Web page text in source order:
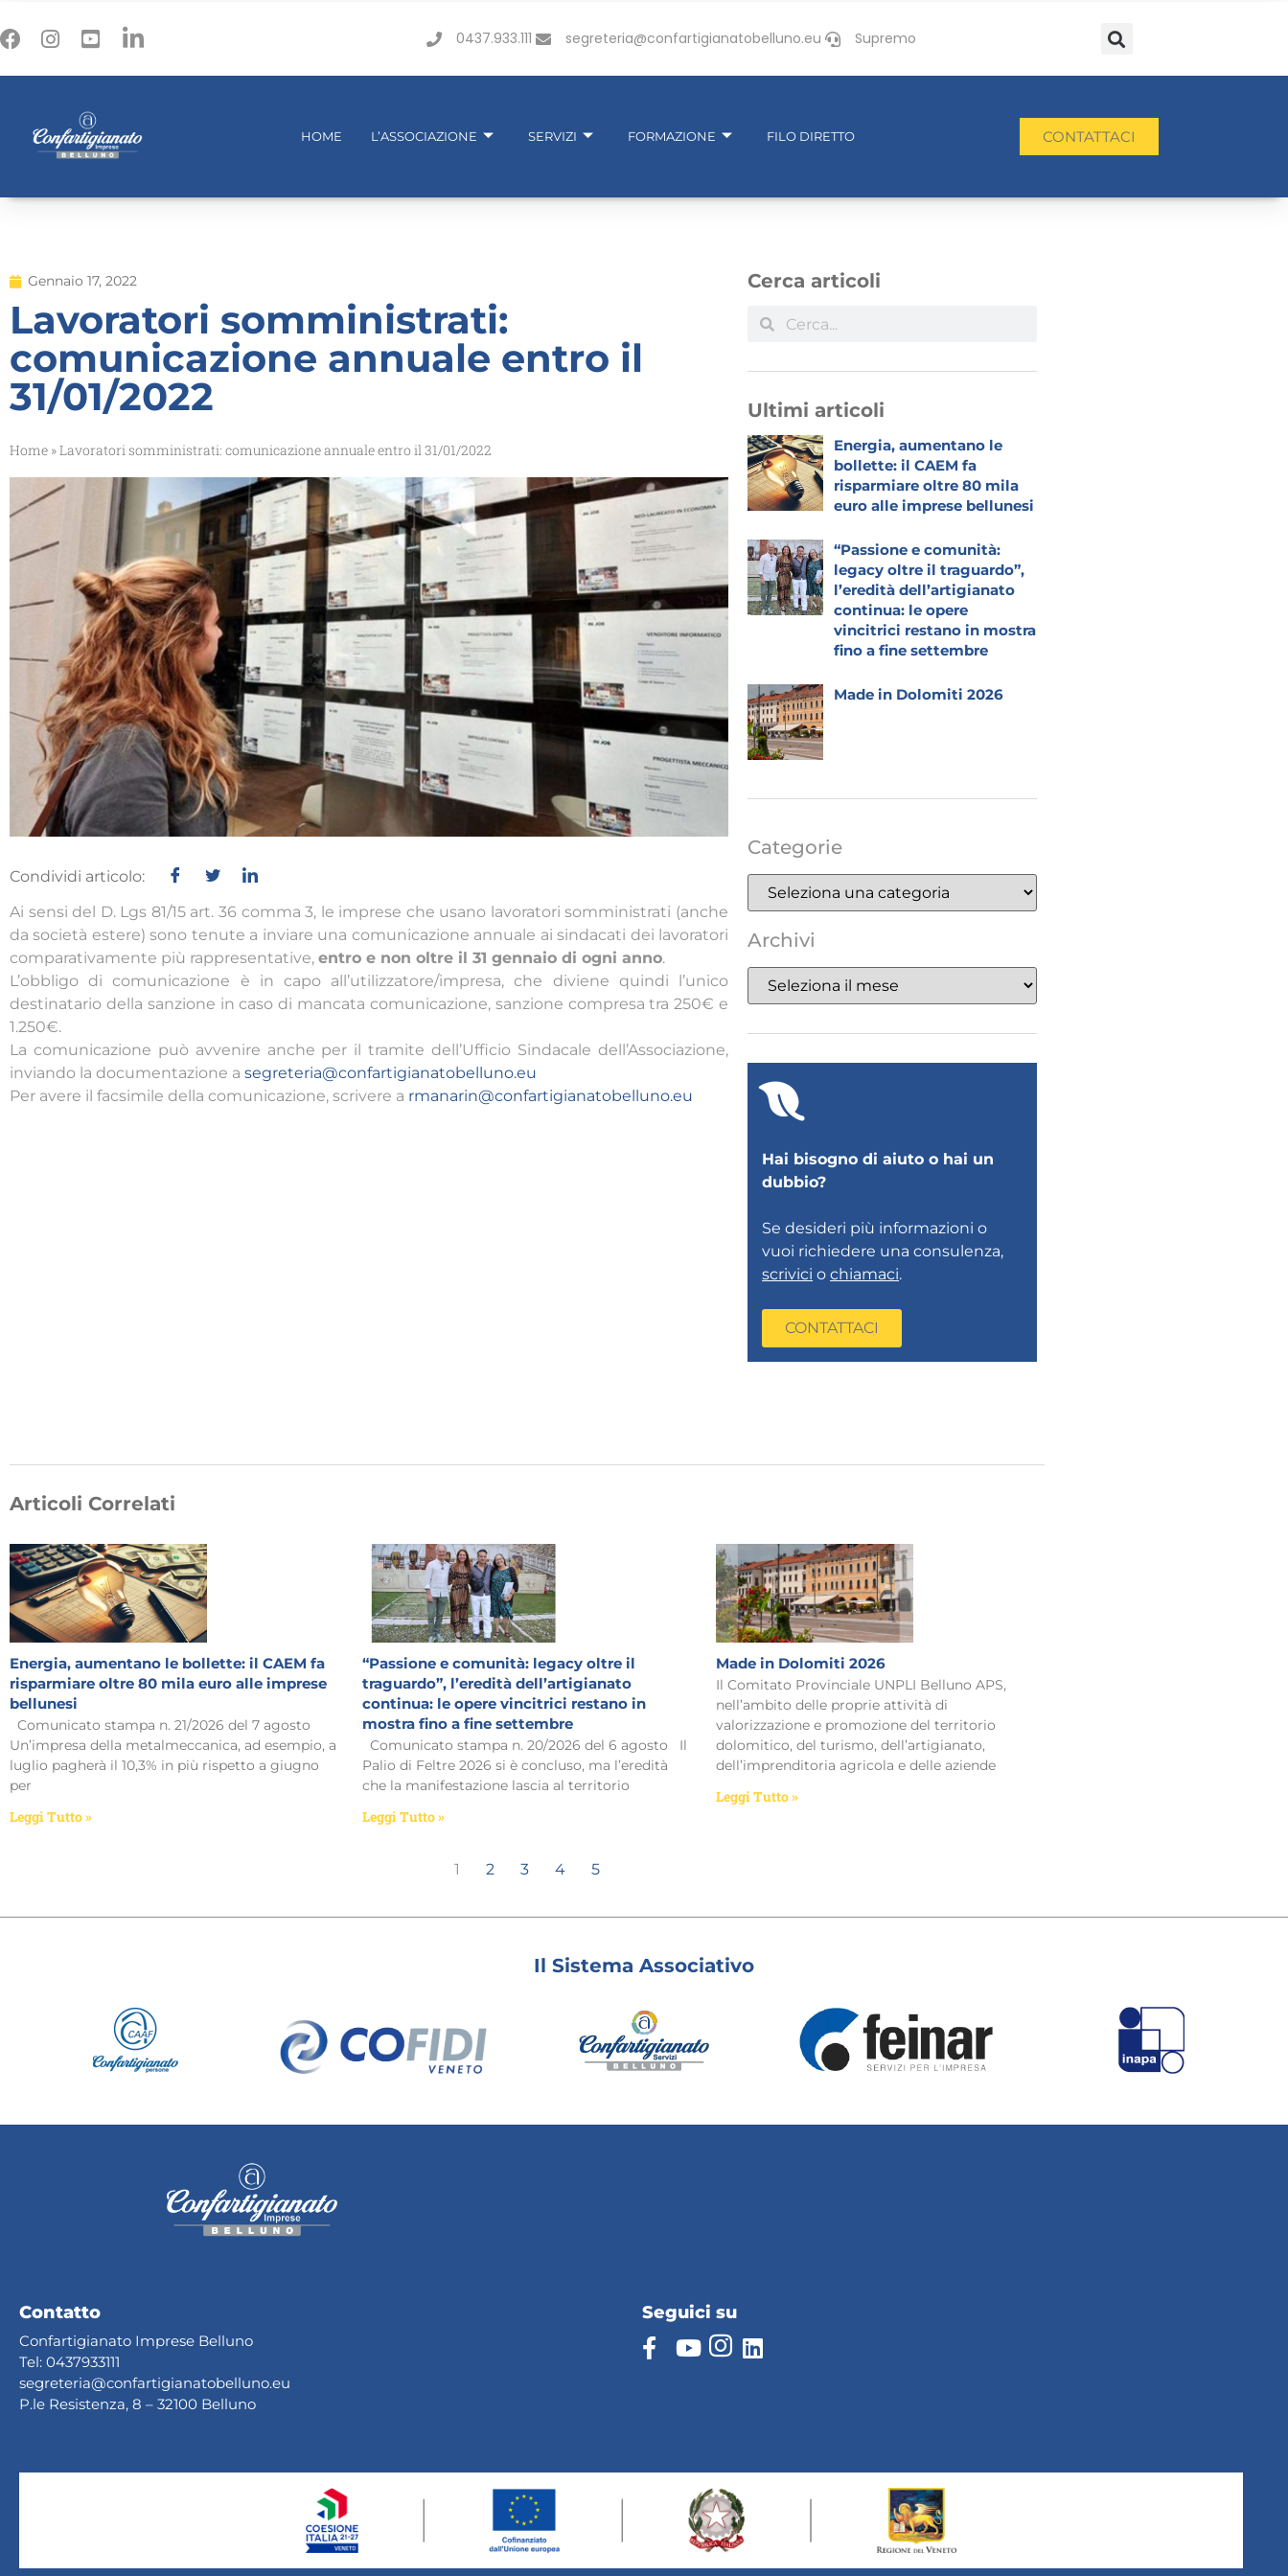
0437.933.111 segreteria@confartigianatobelluno.eu Supremo
HOME L’ASSOCIAZIONE SERVIZI FORMAZIONE FILO DIRETTO CONTATTACI
Gennaio 17, 2022
Lavoratori somministrati:
comunicazione annuale entro il
31/01/2022
Home »Lavoratori somministrati: comunicazione annuale entro il 31/01/2022
Condividi articolo:
Ai sensi del D. Lgs 81/15 art. 36 comma 3, le imprese che usano lavoratori somministrati (anche
da società estere) sono tenute a inviare una comunicazione annuale ai sindacati dei lavoratori
comparativamente più rappresentative, entro e non oltre il 31 gennaio di ogni anno.
L’obbligo di comunicazione è in capo all’utilizzatore/impresa, che diviene quindi l’unico
destinatario della sanzione in caso di mancata comunicazione, sanzione compresa tra 250€ e
1.250€.
La comunicazione può avvenire anche per il tramite dell’Ufficio Sindacale dell’Associazione,
inviando la documentazione a segreteria@confartigianatobelluno.eu
Per avere il facsimile della comunicazione, scrivere a rmanarin@confartigianatobelluno.eu
Cerca articoli
Ultimi articoli
Energia, aumentano le
bollette: il CAEM fa
risparmiare oltre 80 mila
euro alle imprese bellunesi
“Passione e comunità:
legacy oltre il traguardo”,
l’eredità dell’artigianato
continua: le opere
vincitrici restano in mostra
fino a fine settembre
Made in Dolomiti 2026
Categorie
Archivi
Hai bisogno di aiuto o hai un
dubbio?
Se desideri più informazioni o
vuoi richiedere una consulenza,
scrivici ochiamaci.
CONTATTACI
Articoli Correlati
Energia, aumentano le bollette: il CAEM fa
risparmiare oltre 80 mila euro alle imprese
bellunesi
Comunicato stampa n. 21/2026 del 7 agosto
Un’impresa della metalmeccanica, ad esempio, a
luglio pagherà il 10,3% in più rispetto a giugno
per
Leggi Tutto »
“Passione e comunità: legacy oltre il
traguardo”, l’eredità dell’artigianato
continua: le opere vincitrici restano in
mostra fino a fine settembre
Comunicato stampa n. 20/2026 del 6 agosto Il
Palio di Feltre 2026 si è concluso, ma l’eredità
che la manifestazione lascia al territorio
Leggi Tutto »
Made in Dolomiti 2026
Il Comitato Provinciale UNPLI Belluno APS,
nell’ambito delle proprie attività di
valorizzazione e promozione del territorio
dolomitico, del turismo, dell’artigianato,
dell’imprenditoria agricola e delle aziende
Leggi Tutto »
1 2 3 4 5
Il Sistema Associativo
Contatto
Confartigianato Imprese Belluno
Tel: 0437933111
segreteria@confartigianatobelluno.eu
P.le Resistenza, 8 – 32100 Belluno
Seguici su